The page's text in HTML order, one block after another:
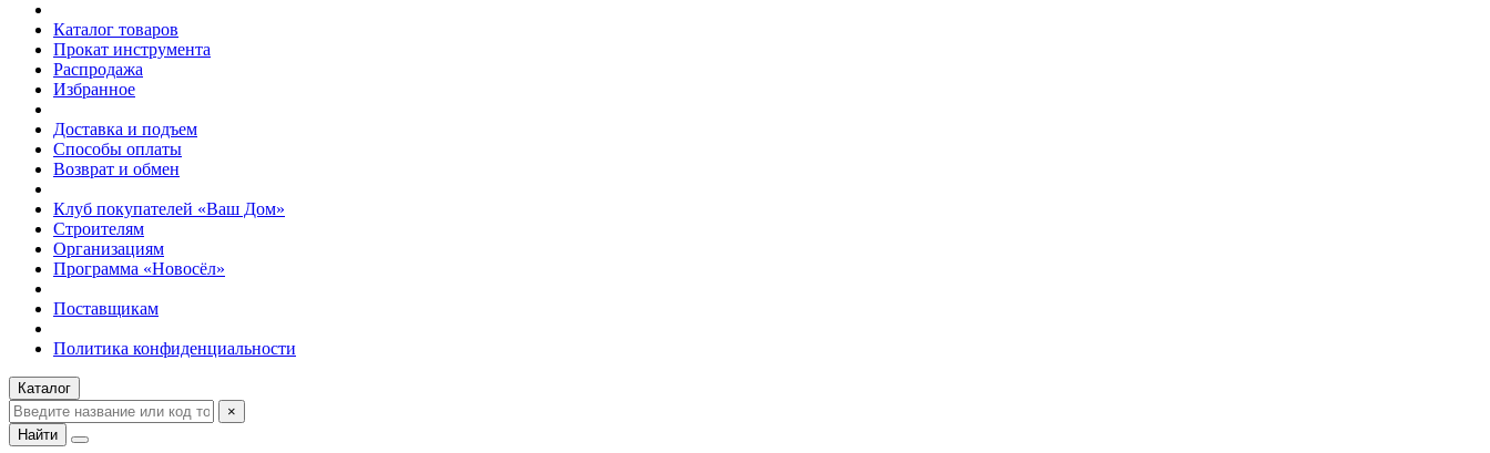
Каталог товаров
Прокат инструмента
Распродажа
Избранное
Доставка и подъем
Способы оплаты
Возврат и обмен
Клуб покупателей «Ваш Дом»
Строителям
Организациям
Программа «Новосёл»
Поставщикам
Политика конфиденциальности
Каталог
×
Найти